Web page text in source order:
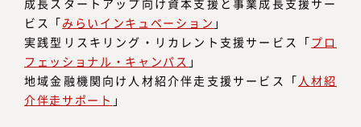
成長スタートアップ向け資本支援と事業成長支援サー
ビス「みらいインキュベーション 」
実践型リスキリング・リカレント支援サービス「プロ
フェッショナル・キャンパス 」
地域金融機関向け人材紹介伴走支援サービス「 人材紹
介伴走サポート 」